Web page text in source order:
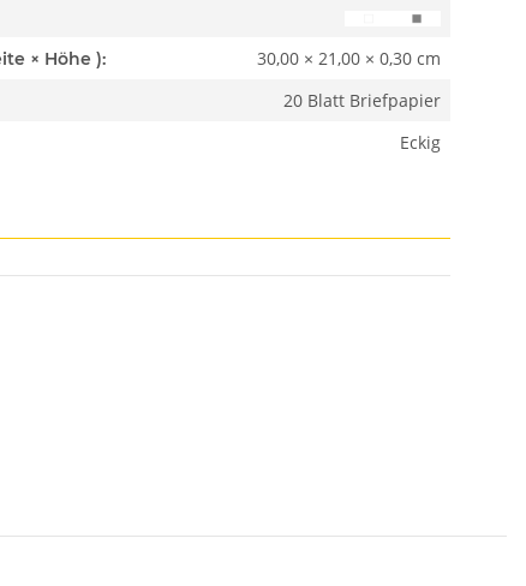
Abmessungen ( Länge × Breite × Höhe ):
30,00 × 21,00 × 0,30 cm
20 Blatt Briefpapier
Eckig